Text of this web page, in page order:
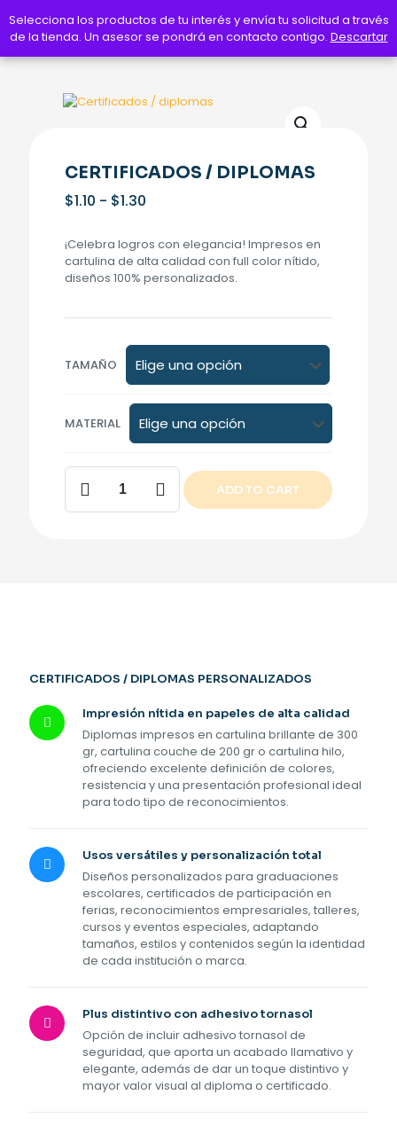
CERTIFICADOS / DIPLOMAS
$1.10 - $1.30
desde
$1.10
hasta
¡Celebra logros con elegancia! Impresos en
cartulina de alta calidad con full color nítido,
diseños 100% personalizados.
TAMAÑO
MATERIAL
Certificados
diplomas
ADD TO CART
CERTIFICADOS / DIPLOMAS PERSONALIZADOS
Impresión nítida en papeles de alta calidad
Diplomas impresos en cartulina brillante de 300
gr, cartulina couche de 200 gr o cartulina hilo,
ofreciendo excelente definición de colores,
resistencia y una presentación profesional ideal
para todo tipo de reconocimientos.
Usos versátiles y personalización total
Diseños personalizados para graduaciones
escolares, certificados de participación en
ferias, reconocimientos empresariales, talleres,
cursos y eventos especiales, adaptando
tamaños, estilos y contenidos según la identidad
de cada institución o marca.
Plus distintivo con adhesivo tornasol
Opción de incluir adhesivo tornasol de
seguridad, que aporta un acabado llamativo y
elegante, además de dar un toque distintivo y
mayor valor visual al diploma o certificado.
Selecciona los productos de tu interés y envía tu solicitud a través
de la tienda. Un asesor se pondrá en contacto contigo. Descartar
Selecciona los productos de tu interés y envía tu solicitud a través
de la tienda. Un asesor se pondrá en contacto contigo. Descartar